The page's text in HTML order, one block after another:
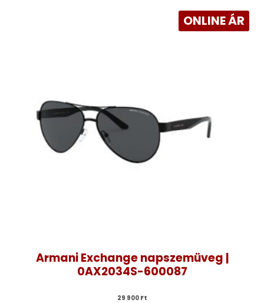
ONLINE ÁR
Armani Exchange napszemüveg |
0AX2034S-600087
29 900 Ft